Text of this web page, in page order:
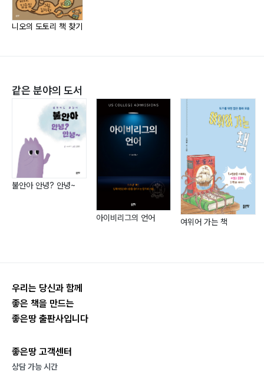
니오의 도토리 책 찾기
같은 분야의 도서
불안아 안녕? 안녕~
아이비리그의 언어 여위어 가는 책
우리는 당신과 함께
좋은 책을 만드는
좋은땅 출판사입니다
좋은땅 고객센터
상담 가능 시간